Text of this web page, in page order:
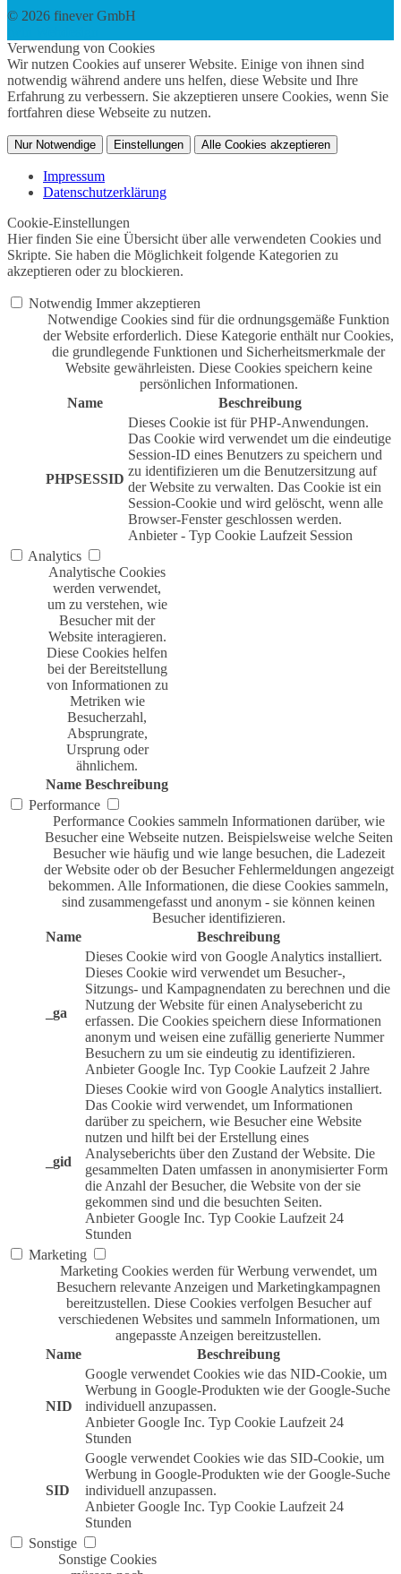
© 2026 finever GmbH
Verwendung von Cookies
Wir nutzen Cookies auf unserer Website. Einige von ihnen sind
notwendig während andere uns helfen, diese Website und Ihre
Erfahrung zu verbessern. Sie akzeptieren unsere Cookies, wenn Sie
fortfahren diese Webseite zu nutzen.
Nur Notwendige Einstellungen Alle Cookies akzeptieren
Impressum
Datenschutzerklärung
Cookie-Einstellungen
Hier finden Sie eine Übersicht über alle verwendeten Cookies und
Skripte. Sie haben die Möglichkeit folgende Kategorien zu
akzeptieren oder zu blockieren.
Notwendig Immer akzeptieren
Notwendige Cookies sind für die ordnungsgemäße Funktion
der Website erforderlich. Diese Kategorie enthält nur Cookies,
die grundlegende Funktionen und Sicherheitsmerkmale der
Website gewährleisten. Diese Cookies speichern keine
persönlichen Informationen.
Name
Beschreibung
PHPSESSID
Dieses Cookie ist für PHP-Anwendungen.
Das Cookie wird verwendet um die eindeutige
Session-ID eines Benutzers zu speichern und
zu identifizieren um die Benutzersitzung auf
der Website zu verwalten. Das Cookie ist ein
Session-Cookie und wird gelöscht, wenn alle
Browser-Fenster geschlossen werden.
Anbieter - Typ Cookie Laufzeit Session
Analytics
Analytische Cookies
werden verwendet,
um zu verstehen, wie
Besucher mit der
Website interagieren.
Diese Cookies helfen
bei der Bereitstellung
von Informationen zu
Metriken wie
Besucherzahl,
Absprungrate,
Ursprung oder
ähnlichem.
Name Beschreibung
Performance
Performance Cookies sammeln Informationen darüber, wie
Besucher eine Webseite nutzen. Beispielsweise welche Seiten
Besucher wie häufig und wie lange besuchen, die Ladezeit
der Website oder ob der Besucher Fehlermeldungen angezeigt
bekommen. Alle Informationen, die diese Cookies sammeln,
sind zusammengefasst und anonym - sie können keinen
Besucher identifizieren.
Name
Beschreibung
_ga
Dieses Cookie wird von Google Analytics installiert.
Dieses Cookie wird verwendet um Besucher-,
Sitzungs- und Kampagnendaten zu berechnen und die
Nutzung der Website für einen Analysebericht zu
erfassen. Die Cookies speichern diese Informationen
anonym und weisen eine zufällig generierte Nummer
Besuchern zu um sie eindeutig zu identifizieren.
Anbieter Google Inc. Typ Cookie Laufzeit 2 Jahre
_gid
Dieses Cookie wird von Google Analytics installiert.
Das Cookie wird verwendet, um Informationen
darüber zu speichern, wie Besucher eine Website
nutzen und hilft bei der Erstellung eines
Analyseberichts über den Zustand der Website. Die
gesammelten Daten umfassen in anonymisierter Form
die Anzahl der Besucher, die Website von der sie
gekommen sind und die besuchten Seiten.
Anbieter Google Inc. Typ Cookie Laufzeit 24
Stunden
Marketing
Marketing Cookies werden für Werbung verwendet, um
Besuchern relevante Anzeigen und Marketingkampagnen
bereitzustellen. Diese Cookies verfolgen Besucher auf
verschiedenen Websites und sammeln Informationen, um
angepasste Anzeigen bereitzustellen.
Name
Beschreibung
NID
Google verwendet Cookies wie das NID-Cookie, um
Werbung in Google-Produkten wie der Google-Suche
individuell anzupassen.
Anbieter Google Inc. Typ Cookie Laufzeit 24
Stunden
SID
Google verwendet Cookies wie das SID-Cookie, um
Werbung in Google-Produkten wie der Google-Suche
individuell anzupassen.
Anbieter Google Inc. Typ Cookie Laufzeit 24
Stunden
Sonstige
Sonstige Cookies